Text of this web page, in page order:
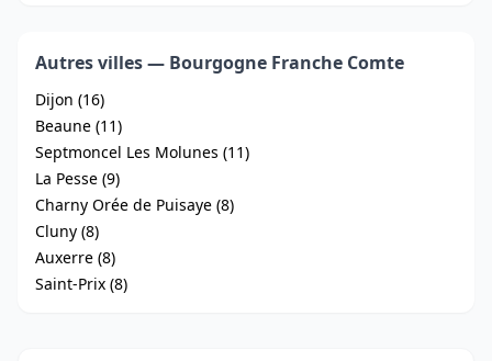
Autres villes — Bourgogne Franche Comte
Dijon (16)
Beaune (11)
Septmoncel Les Molunes (11)
La Pesse (9)
Charny Orée de Puisaye (8)
Cluny (8)
Auxerre (8)
Saint-Prix (8)